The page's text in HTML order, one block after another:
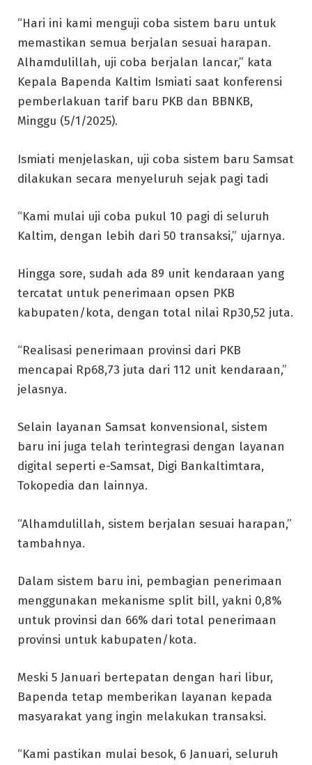
“Hari ini kami menguji coba sistem baru untuk
memastikan semua berjalan sesuai harapan.
Alhamdulillah, uji coba berjalan lancar,” kata
Kepala Bapenda Kaltim Ismiati saat konferensi
pemberlakuan tarif baru PKB dan BBNKB,
Minggu (5/1/2025).
Ismiati menjelaskan, uji coba sistem baru Samsat
dilakukan secara menyeluruh sejak pagi tadi
“Kami mulai uji coba pukul 10 pagi di seluruh
Kaltim, dengan lebih dari 50 transaksi,” ujarnya.
Hingga sore, sudah ada 89 unit kendaraan yang
tercatat untuk penerimaan opsen PKB
kabupaten/kota, dengan total nilai Rp30,52 juta.
“Realisasi penerimaan provinsi dari PKB
mencapai Rp68,73 juta dari 112 unit kendaraan,”
jelasnya.
Selain layanan Samsat konvensional, sistem
baru ini juga telah terintegrasi dengan layanan
digital seperti e-Samsat, Digi Bankaltimtara,
Tokopedia dan lainnya.
“Alhamdulillah, sistem berjalan sesuai harapan,”
tambahnya.
Dalam sistem baru ini, pembagian penerimaan
menggunakan mekanisme split bill, yakni 0,8%
untuk provinsi dan 66% dari total penerimaan
provinsi untuk kabupaten/kota.
Meski 5 Januari bertepatan dengan hari libur,
Bapenda tetap memberikan layanan kepada
masyarakat yang ingin melakukan transaksi.
“Kami pastikan mulai besok, 6 Januari, seluruh